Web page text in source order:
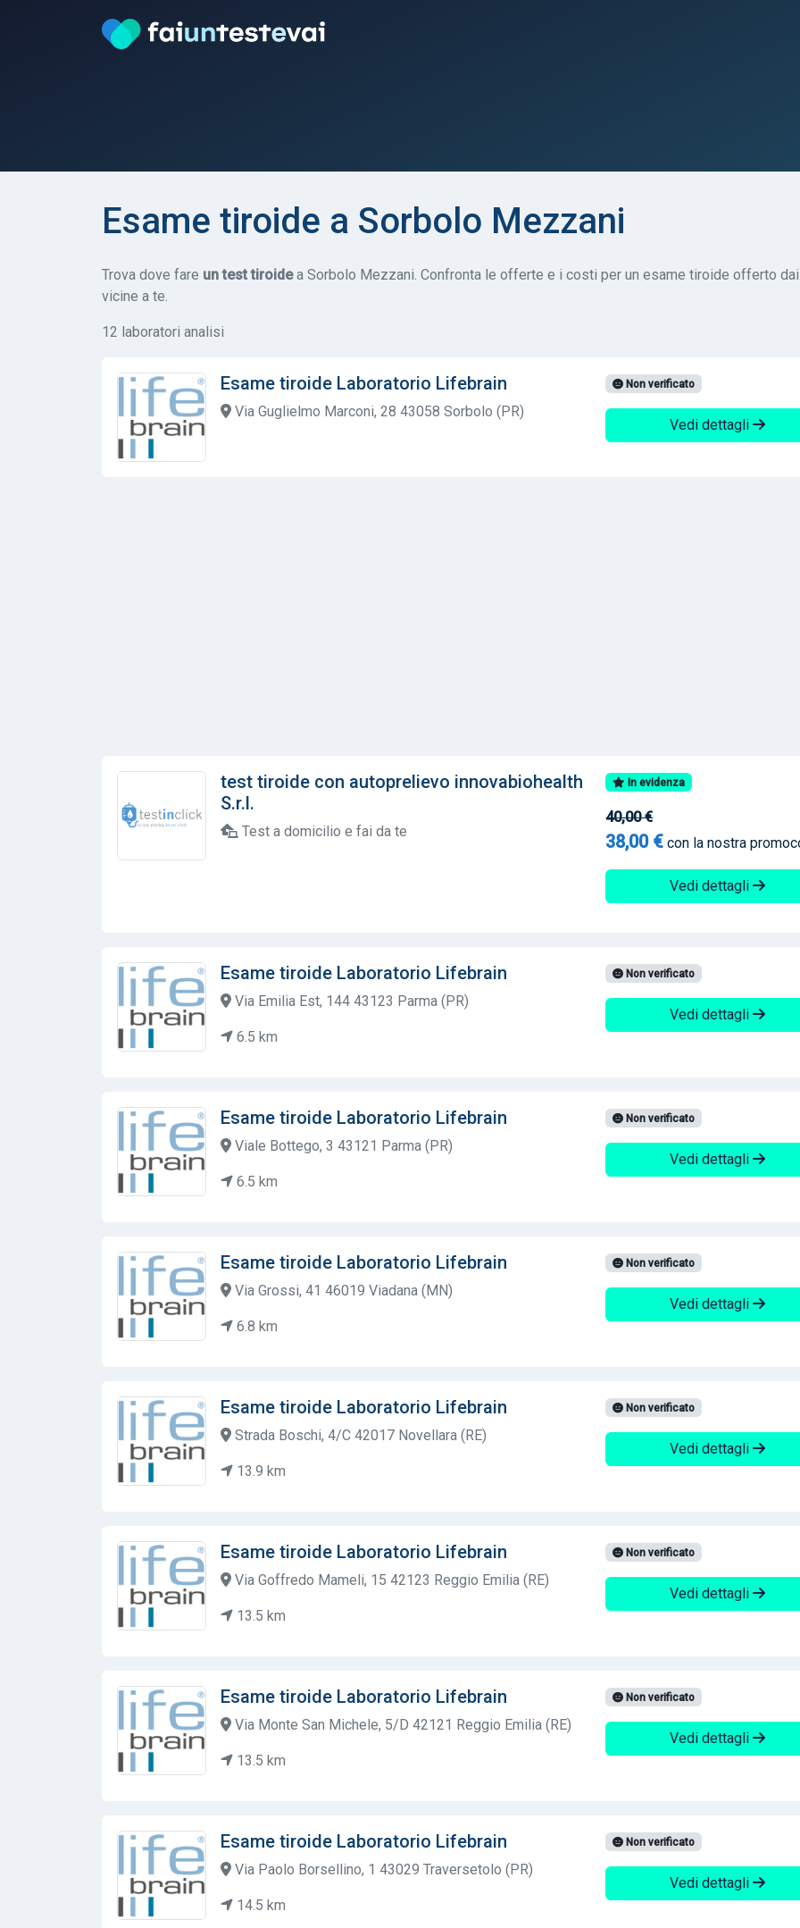
Esame tiroide a Sorbolo Mezzani
Trova dove fare un test tiroidea Sorbolo Mezzani. Confronta le offerte e i costi per un esame tiroide offerto
vicine a te.
12 laboratori analisi
Esame tiroide Laboratorio Lifebrain
Via Guglielmo Marconi, 28 43058 Sorbolo (PR)
Non verificato
Vedi dettagli
test tiroide con autoprelievo innovabiohealth
S.r.l.
Test a domicilio e fai da te
In evidenza
40,00 €
38,00 € con la nostra
Vedi dettagli
Esame tiroide Laboratorio Lifebrain
Via Emilia Est, 144 43123 Parma (PR)
6.5 km
Non verificato
Vedi dettagli
Esame tiroide Laboratorio Lifebrain
Viale Bottego, 3 43121 Parma (PR)
6.5 km
Non verificato
Vedi dettagli
Esame tiroide Laboratorio Lifebrain
Via Grossi, 41 46019 Viadana (MN)
6.8 km
Non verificato
Vedi dettagli
Esame tiroide Laboratorio Lifebrain
Strada Boschi, 4/C 42017 Novellara (RE)
13.9 km
Non verificato
Vedi dettagli
Esame tiroide Laboratorio Lifebrain
Via Goffredo Mameli, 15 42123 Reggio Emilia (RE)
13.5 km
Non verificato
Vedi dettagli
Esame tiroide Laboratorio Lifebrain
Via Monte San Michele, 5/D 42121 Reggio Emilia (RE)
13.5 km
Non verificato
Vedi dettagli
Esame tiroide Laboratorio Lifebrain
Via Paolo Borsellino, 1 43029 Traversetolo (PR)
14.5 km
Non verificato
Vedi dettagli